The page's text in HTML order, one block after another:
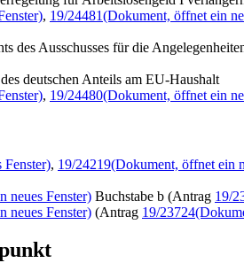
, 19/24481(Dokument, öffnet ein
des Ausschusses für die
deutschen Anteils am EU-Haushalt
, 19/24480(Dokument, öffnet ein
Fenster), 19/24219(Dokument, öffnet ein
neues Fenster) Buchstabe b (Antrag 19/
neues Fenster) (Antrag 19/23724